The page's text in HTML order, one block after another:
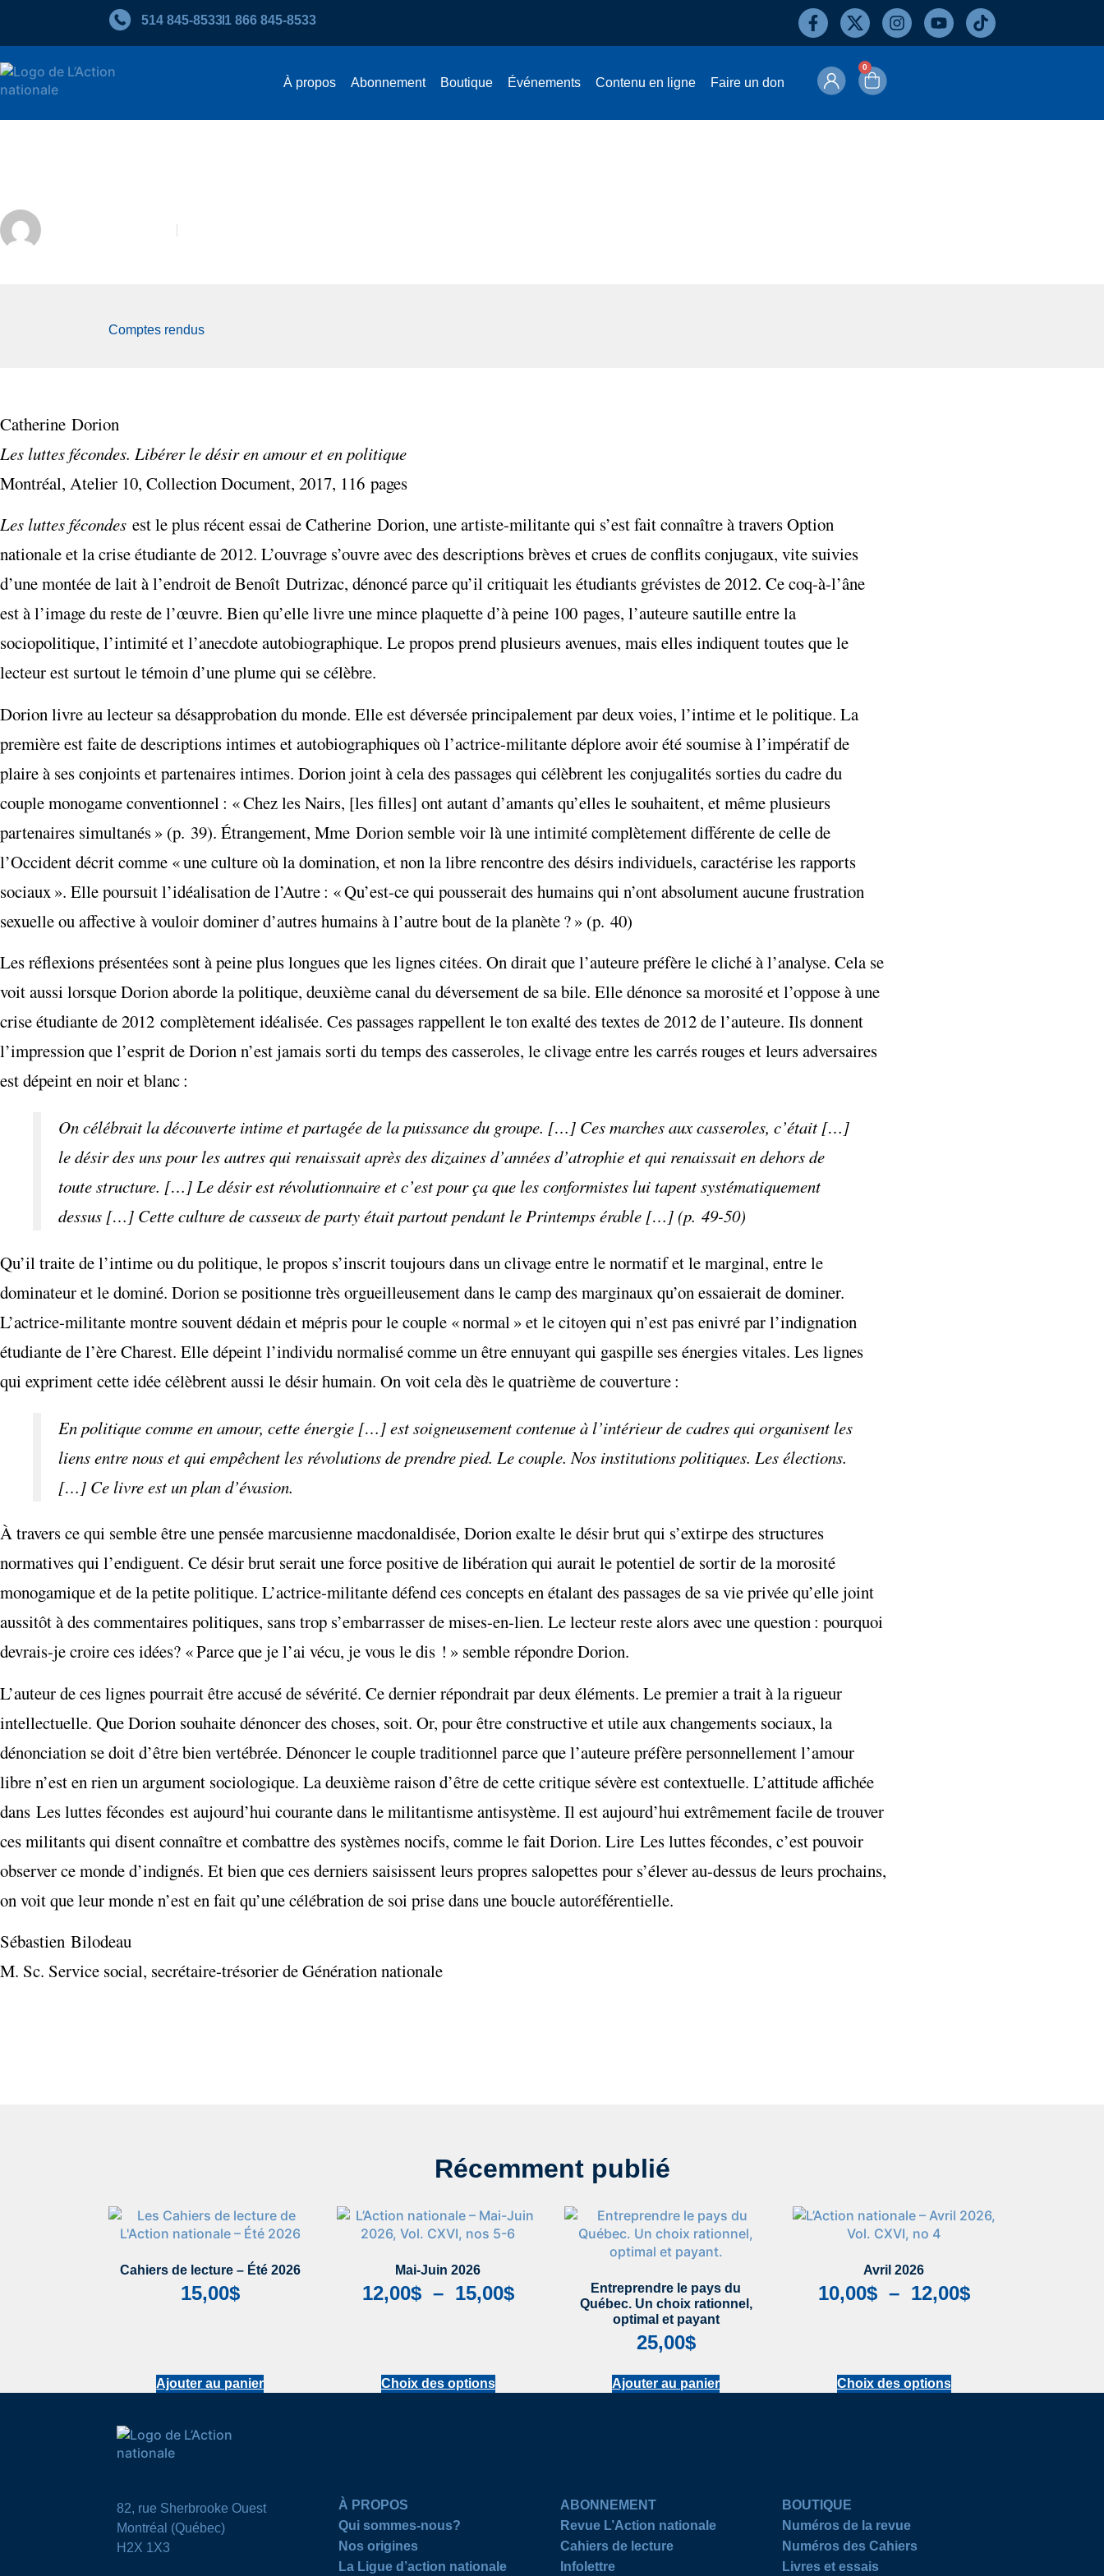
514 845‑85331 866 845‑8533
À propos Abonnement Boutique Événements Contenu en ligne Faire un don
0
Comptes rendus
Catherine Dorion
Les luttes fécondes. Libérer le désir en amour et en politique
Montréal, Atelier 10, Collection Document, 2017, 116 pages
Les luttes fécondes est le plus récent essai de Catherine Dorion, une artiste-militante qui s’est fait connaître à travers Option
nationale et la crise étudiante de 2012. L’ouvrage s’ouvre avec des descriptions brèves et crues de conflits conjugaux, vite suivies
d’une montée de lait à l’endroit de Benoît Dutrizac, dénoncé parce qu’il critiquait les étudiants grévistes de 2012. Ce coq-à-l’âne
est à l’image du reste de l’œuvre. Bien qu’elle livre une mince plaquette d’à peine 100 pages, l’auteure sautille entre la
sociopolitique, l’intimité et l’anecdote autobiographique. Le propos prend plusieurs avenues, mais elles indiquent toutes que le
lecteur est surtout le témoin d’une plume qui se célèbre.
Dorion livre au lecteur sa désapprobation du monde. Elle est déversée principalement par deux voies, l’intime et le politique. La
première est faite de descriptions intimes et autobiographiques où l’actrice-militante déplore avoir été soumise à l’impératif de
plaire à ses conjoints et partenaires intimes. Dorion joint à cela des passages qui célèbrent les conjugalités sorties du cadre du
couple monogame conventionnel : « Chez les Nairs, [les filles] ont autant d’amants qu’elles le souhaitent, et même plusieurs
partenaires simultanés » (p. 39). Étrangement, Mme Dorion semble voir là une intimité complètement différente de celle de
l’Occident décrit comme « une culture où la domination, et non la libre rencontre des désirs individuels, caractérise les rapports
sociaux ». Elle poursuit l’idéalisation de l’Autre : « Qu’est-ce qui pousserait des humains qui n’ont absolument aucune frustration
sexuelle ou affective à vouloir dominer d’autres humains à l’autre bout de la planète ? » (p. 40)
Les réflexions présentées sont à peine plus longues que les lignes citées. On dirait que l’auteure préfère le cliché à l’analyse. Cela se
voit aussi lorsque Dorion aborde la politique, deuxième canal du déversement de sa bile. Elle dénonce sa morosité et l’oppose à une
crise étudiante de 2012 complètement idéalisée. Ces passages rappellent le ton exalté des textes de 2012 de l’auteure. Ils donnent
l’impression que l’esprit de Dorion n’est jamais sorti du temps des casseroles, le clivage entre les carrés rouges et leurs adversaires
est dépeint en noir et blanc :
On célébrait la découverte intime et partagée de la puissance du groupe. […] Ces marches aux casseroles, c’était […]
le désir des uns pour les autres qui renaissait après des dizaines d’années d’atrophie et qui renaissait en dehors de
toute structure. […] Le désir est révolutionnaire et c’est pour ça que les conformistes lui tapent systématiquement
dessus […] Cette culture de casseux de party était partout pendant le Printemps érable […] (p. 49-50)
Qu’il traite de l’intime ou du politique, le propos s’inscrit toujours dans un clivage entre le normatif et le marginal, entre le
dominateur et le dominé. Dorion se positionne très orgueilleusement dans le camp des marginaux qu’on essaierait de dominer.
L’actrice-militante montre souvent dédain et mépris pour le couple « normal » et le citoyen qui n’est pas enivré par l’indignation
étudiante de l’ère Charest. Elle dépeint l’individu normalisé comme un être ennuyant qui gaspille ses énergies vitales. Les lignes
qui expriment cette idée célèbrent aussi le désir humain. On voit cela dès le quatrième de couverture :
En politique comme en amour, cette énergie […] est soigneusement contenue à l’intérieur de cadres qui organisent les
liens entre nous et qui empêchent les révolutions de prendre pied. Le couple. Nos institutions politiques. Les élections.
[…] Ce livre est un plan d’évasion.
À travers ce qui semble être une pensée marcusienne macdonaldisée, Dorion exalte le désir brut qui s’extirpe des structures
normatives qui l’endiguent. Ce désir brut serait une force positive de libération qui aurait le potentiel de sortir de la morosité
monogamique et de la petite politique. L’actrice-militante défend ces concepts en étalant des passages de sa vie privée qu’elle joint
aussitôt à des commentaires politiques, sans trop s’embarrasser de mises-en-lien. Le lecteur reste alors avec une question : pourquoi
devrais-je croire ces idées? « Parce que je l’ai vécu, je vous le dis ! » semble répondre Dorion.
L’auteur de ces lignes pourrait être accusé de sévérité. Ce dernier répondrait par deux éléments. Le premier a trait à la rigueur
intellectuelle. Que Dorion souhaite dénoncer des choses, soit. Or, pour être constructive et utile aux changements sociaux, la
dénonciation se doit d’être bien vertébrée. Dénoncer le couple traditionnel parce que l’auteure préfère personnellement l’amour
libre n’est en rien un argument sociologique. La deuxième raison d’être de cette critique sévère est contextuelle. L’attitude affichée
dans Les luttes fécondes est aujourd’hui courante dans le militantisme antisystème. Il est aujourd’hui extrêmement facile de trouver
ces militants qui disent connaître et combattre des systèmes nocifs, comme le fait Dorion. Lire Les luttes fécondes, c’est pouvoir
observer ce monde d’indignés. Et bien que ces derniers saisissent leurs propres salopettes pour s’élever au-dessus de leurs prochains,
on voit que leur monde n’est en fait qu’une célébration de soi prise dans une boucle autoréférentielle.
Sébastien Bilodeau
M. Sc. Service social, secrétaire-trésorier de Génération nationale
Récemment publié
Cahiers de lecture – Été 2026
15,00$
Ajouter au panier
Mai-Juin 2026
12,00$ – 15,00$
Choix des options
Entreprendre le pays du
Québec. Un choix rationnel,
optimal et payant
25,00$
Ajouter au panier
Avril 2026
10,00$ – 12,00$
Choix des options
82, rue Sherbrooke Ouest
Montréal (Québec)
H2X 1X3
À PROPOS
Qui sommes-nous?
Nos origines
La Ligue d’action nationale
ABONNEMENT
Revue L’Action nationale
Cahiers de lecture
Infolettre
BOUTIQUE
Numéros de la revue
Numéros des Cahiers
Livres et essais